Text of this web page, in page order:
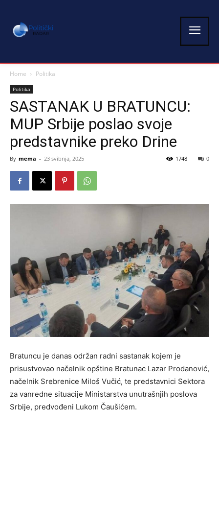
Home Politika
Politika
SASTANAK U BRATUNCU:
MUP Srbije poslao svoje
predstavnike preko Drine
By mema - 23 svibnja, 2025 0
1748
Bratuncu je danas održan radni sastanak kojem je
prisustvovao načelnik opštine Bratunac Lazar Prodanović,
načelnik Srebrenice Miloš Vučić, te predstavnici Sektora
za vanredne situacije Ministarstva unutrašnjih poslova
Srbije, predvođeni Lukom Čaušićem.